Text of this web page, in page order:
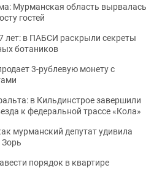
Мурманская область вырвалась
гостей
лет: в ПАБСИ раскрыли секреты
ботаников
3-рублевую монету с
в Кильдинстрое завершили
к федеральной трассе «Кола»
мурманский депутат удивила
порядок в квартире